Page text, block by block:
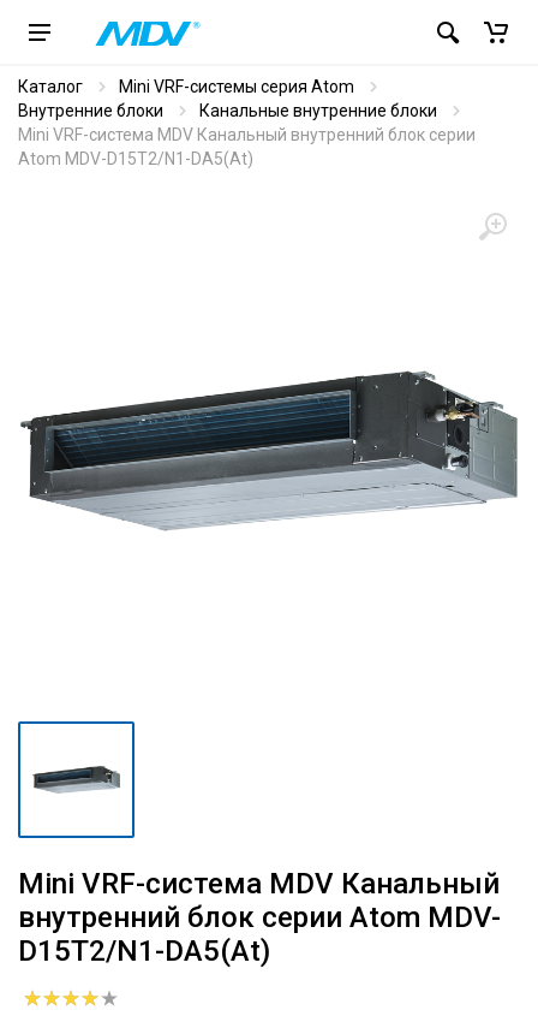
Каталог
Mini VRF-системы серия Atom
Внутренние блоки
Канальные внутренние блоки
Mini VRF-система MDV Канальный внутренний блок серии
Atom MDV-D15T2/N1-DA5(At)
Mini VRF-система MDV Канальный
внутренний блок серии Atom MDV-
D15T2/N1-DA5(At)